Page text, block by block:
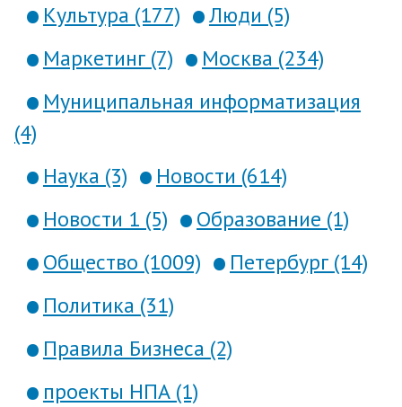
Культура (177)
Люди (5)
Маркетинг (7)
Москва (234)
Муниципальная информатизация
(4)
Наука (3)
Новости (614)
Новости 1 (5)
Образование (1)
Общество (1009)
Петербург (14)
Политика (31)
Правила Бизнеса (2)
проекты НПА (1)